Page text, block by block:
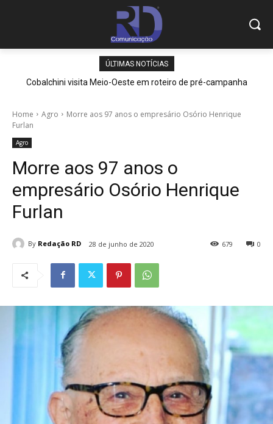
ÚLTIMAS NOTÍCIAS
Cobalchini visita Meio-Oeste em roteiro de pré-campanha
Home Agro
Morre aos 97 anos o empresário Osório Henrique
Furlan
Agro
Morre aos 97 anos o
empresário Osório Henrique
Furlan
By Redação RD 28 de junho de 2020 0
679